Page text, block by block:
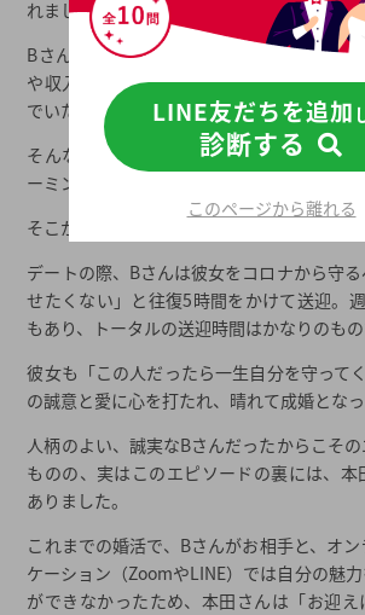
れました。
Bさんは、とても心根のよい男性でした。
や収入に自信がなく、なかなか婚活から
でいたそうです。
そんなBさんでしたが、仲人からのサポー
ーミングで素敵な女性会員と交際までこぎつ
そこからは、Bさんの快進撃がスタート。
デートの際、Bさんは彼女をコロナから守
せたくない」と往復5時間をかけて送迎。
もあり、トータルの送迎時間はかなりのもの
彼女も「この人だったら一生自分を守って
の誠意と愛に心を打たれ、晴れて成婚となっ
人柄のよい、誠実なBさんだったからこそ
ものの、実はこのエピソードの裏には、本
ありました。
これまでの婚活で、Bさんがお相手と、オ
ケーション（ZoomやLINE）では自分の魅
ができなかったため、本田さんは「お迎
LINE友だちを追加
診断する
このページから離れる